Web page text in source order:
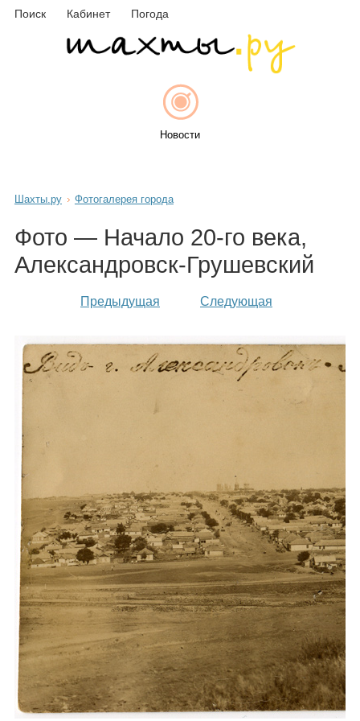
Поиск Кабинет Погода
Новости
Каталог
Гороскоп
Карты
Фотогалерея
Шахты.ру Фотогалерея города
Фото — Начало 20-го века,
Александровск-Грушевский
Предыдущая Следующая